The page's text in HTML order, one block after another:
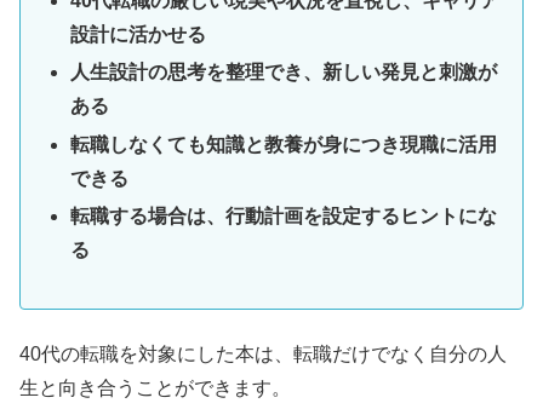
設計に活かせる
人生設計の思考を整理でき、新しい発見と刺激が
ある
転職しなくても知識と教養が身につき現職に活用
できる
転職する場合は、行動計画を設定するヒントにな
る
40代の転職を対象にした本は、転職だけでなく自分の人
生と向き合うことができます。